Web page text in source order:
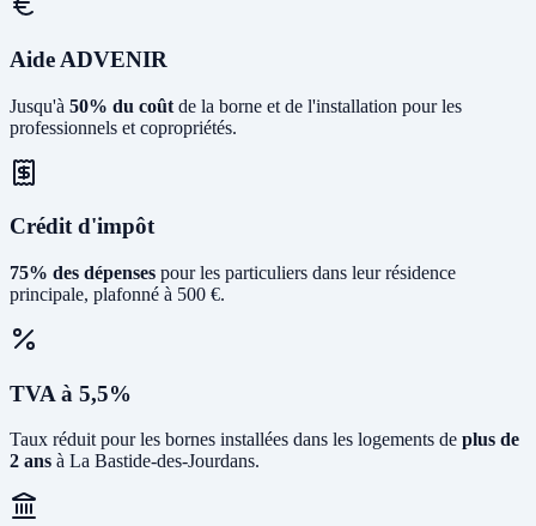
Aide ADVENIR
Jusqu'à 50% du coût de la borne et de l'installation pour les
professionnels et copropriétés.
Crédit d'impôt
75% des dépenses pour les particuliers dans leur résidence
principale, plafonné à 500 €.
TVA à 5,5%
Taux réduit pour les bornes installées dans les logements de plus de
2 ans à La Bastide-des-Jourdans.